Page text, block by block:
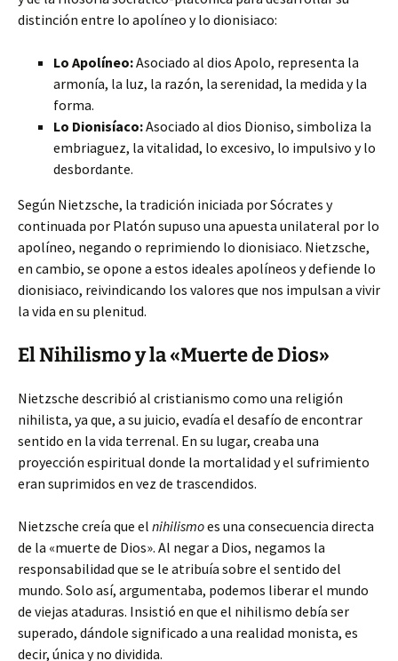
distinción entre lo apolíneo y lo dionisiaco:
Lo Apolíneo:Asociado al dios Apolo, representa la
armonía, la luz, la razón, la serenidad, la medida y la
forma.
Lo Dionisíaco:Asociado al dios Dioniso, simboliza la
embriaguez, la vitalidad, lo excesivo, lo impulsivo y lo
desbordante.
Según Nietzsche, la tradición iniciada por Sócrates y
continuada por Platón supuso una apuesta unilateral por lo
apolíneo, negando o reprimiendo lo dionisiaco. Nietzsche,
en cambio, se opone a estos ideales apolíneos y defiende lo
dionisiaco, reivindicando los valores que nos impulsan a vivir
la vida en su plenitud.
El Nihilismo y la «Muerte de Dios»
Nietzsche describió al cristianismo como una religión
nihilista, ya que, a su juicio, evadía el desafío de encontrar
sentido en la vida terrenal. En su lugar, creaba una
proyección espiritual donde la mortalidad y el sufrimiento
eran suprimidos en vez de trascendidos.
Nietzsche creía que el nihilismoes una consecuencia directa
de la «muerte de Dios». Al negar a Dios, negamos la
responsabilidad que se le atribuía sobre el sentido del
mundo. Solo así, argumentaba, podemos liberar el mundo
de viejas ataduras. Insistió en que el nihilismo debía ser
superado, dándole significado a una realidad monista, es
decir, única y no dividida.